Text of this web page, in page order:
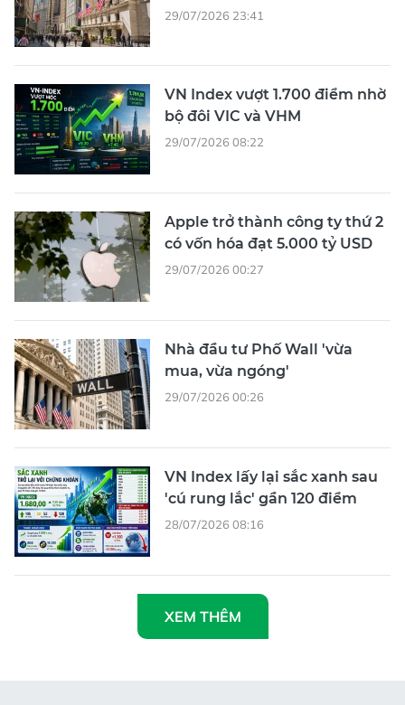
29/07/2026 23:41
VN Index vượt 1.700 điểm nhờ
bộ đôi VIC và VHM
29/07/2026 08:22
Apple trở thành công ty thứ 2
có vốn hóa đạt 5.000 tỷ USD
29/07/2026 00:27
Nhà đầu tư Phố Wall 'vừa
mua, vừa ngóng'
29/07/2026 00:26
VN Index lấy lại sắc xanh sau
'cú rung lắc' gần 120 điểm
28/07/2026 08:16
XEM THÊM